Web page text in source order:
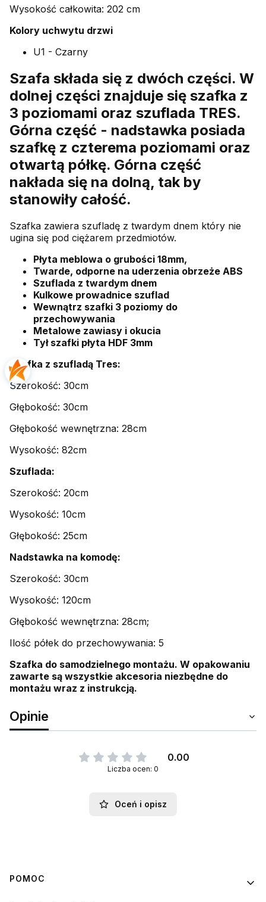
Wysokość całkowita: 202 cm
Kolory uchwytu drzwi
U1 - Czarny
Szafa składa się z dwóch części. W
dolnej części znajduje się szafka z
3 poziomami oraz szuflada TRES.
Górna część - nadstawka posiada
szafkę z czterema poziomami oraz
otwartą półkę. Górna część
nakłada się na dolną, tak by
stanowiły całość.
Szafka zawiera szufladę z twardym dnem który nie
ugina się pod ciężarem przedmiotów.
Płyta meblowa o grubości 18mm,
Twarde, odporne na uderzenia obrzeże ABS
Szuflada z twardym dnem
Kulkowe prowadnice szuflad
Wewnątrz szafki 3 poziomy do
przechowywania
Metalowe zawiasy i okucia
Tył szafki płyta HDF 3mm
Szafka z szufladą Tres:
Szerokość: 30cm
Głębokość: 30cm
Głębokość wewnętrzna: 28cm
Wysokość: 82cm
Szuflada:
Szerokość: 20cm
Wysokość: 10cm
Głębokość: 25cm
Nadstawka na komodę:
Szerokość: 30cm
Wysokość: 120cm
Głębokość wewnętrzna: 28cm;
Ilość półek do przechowywania: 5
Szafka do samodzielnego montażu. W opakowaniu
zawarte są wszystkie akcesoria niezbędne do
montażu wraz z instrukcją.
Opinie
0.00
Liczba ocen: 0
Oceń i opisz
Linki w stopce
POMOC